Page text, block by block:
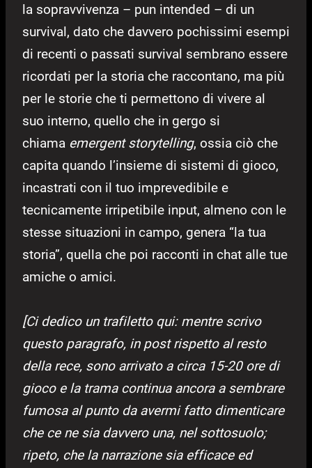
la sopravvivenza – pun intended – di un
survival, dato che davvero pochissimi esempi
di recenti o passati survival sembrano essere
ricordati per la storia che raccontano, ma più
per le storie che ti permettono di vivere al
suo interno, quello che in gergo si
chiama emergent storytelling, ossia ciò che
capita quando l’insieme di sistemi di gioco,
incastrati con il tuo imprevedibile e
tecnicamente irripetibile input, almeno con le
stesse situazioni in campo, genera “la tua
storia”, quella che poi racconti in chat alle tue
amiche o amici.
[Ci dedico un trafiletto qui: mentre scrivo
questo paragrafo, in post rispetto al resto
della rece, sono arrivato a circa 15-20 ore di
gioco e la trama continua ancora a sembrare
fumosa al punto da avermi fatto dimenticare
che ce ne sia davvero una, nel sottosuolo;
ripeto, che la narrazione sia efficace ed